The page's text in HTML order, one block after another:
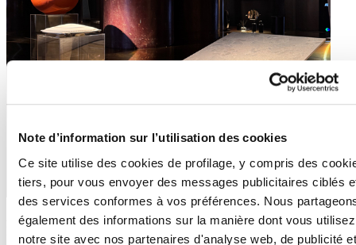
Note d’information sur l’utilisation des cookies
Ce site utilise des cookies de profilage, y compris des
tiers, pour vous envoyer des messages publicitaires ciblés
des services conformes à vos préférences. Nous
également des informations sur la manière dont vous utilisez
notre site avec nos partenaires d'analyse web, de publicité
ADI Ceramics&Bathroom Design Award 2021 :Attitude.
Design :